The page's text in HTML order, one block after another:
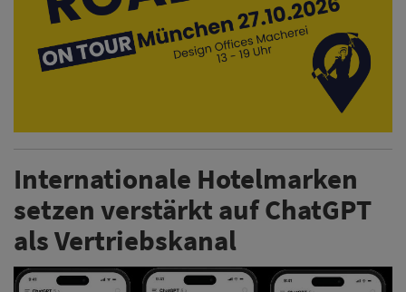
Internationale Hotelmarken
setzen verstärkt auf ChatGPT
als Vertriebskanal